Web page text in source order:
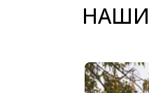
Слайд 1